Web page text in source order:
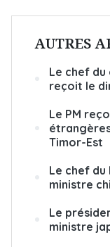
AUTRES
Le chef
reçoit le
Le PM
Timor-Est
Le chef
ministre
Le
ministre